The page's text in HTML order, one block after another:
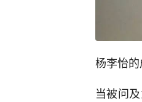
杨李怡
当被问